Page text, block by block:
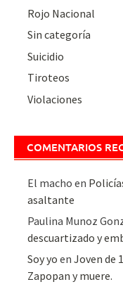
Rojo Nacional
Sin categoría
Suicidio
Tiroteos
Violaciones
COMENTARIOS
El macho en
asaltante
Paulina Munoz
descuartizado y
Soy yo enJoven de
Zapopan y muere.